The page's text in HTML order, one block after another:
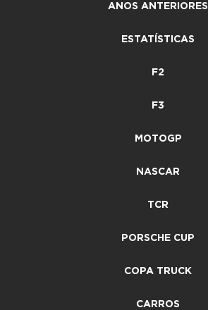
ANOS ANTERIORES
ESTATÍSTICAS
F2
F3
MOTOGP
NASCAR
TCR
PORSCHE CUP
COPA TRUCK
CARROS